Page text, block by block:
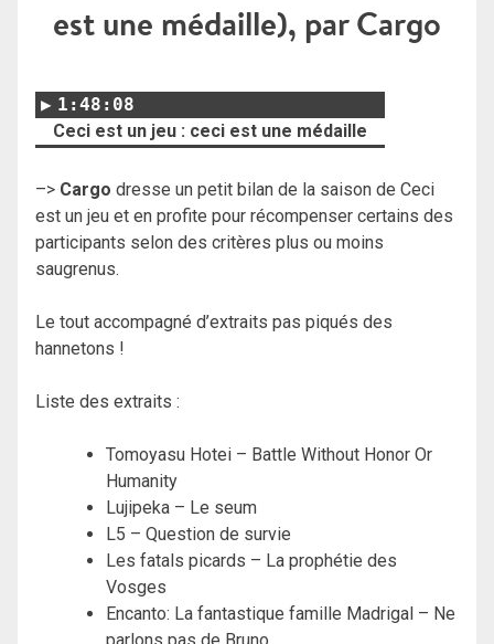
est une médaille), par Cargo
1:48:08
Ceci est un jeu : ceci est une médaille
–> Cargo dresse un petit bilan de la saison de Ceci
est un jeu et en profite pour récompenser certains des
participants selon des critères plus ou moins
saugrenus.
Le tout accompagné d’extraits pas piqués des
hannetons !
Liste des extraits :
Tomoyasu Hotei – Battle Without Honor Or
Humanity
Lujipeka – Le seum
L5 – Question de survie
Les fatals picards – La prophétie des
Vosges
Encanto: La fantastique famille Madrigal – Ne